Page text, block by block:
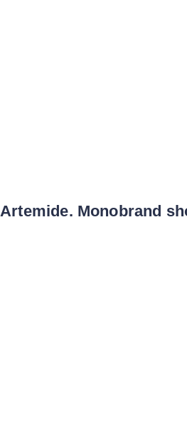
Artemide. Monobrand